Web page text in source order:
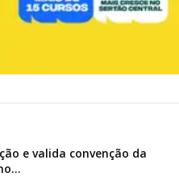
e valida convenção da